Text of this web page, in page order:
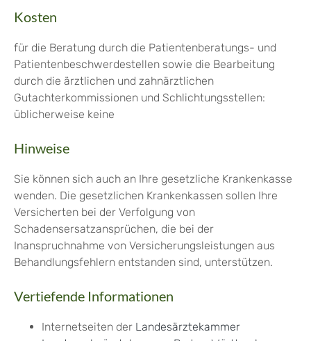
Kosten
für die Beratung durch die Patientenberatungs- und
Patientenbeschwerdestellen sowie die Bearbeitung
durch die ärztlichen und zahnärztlichen
Gutachterkommissionen und Schlichtungsstellen:
üblicherweise keine
Hinweise
Sie können sich auch an Ihre gesetzliche Krankenkasse
wenden. Die gesetzlichen Krankenkassen sollen Ihre
Versicherten bei der Verfolgung von
Schadensersatzansprüchen, die bei der
Inanspruchnahme von Versicherungsleistungen aus
Behandlungsfehlern entstanden sind, unterstützen.
Vertiefende Informationen
Internetseiten der Landesärztekammer